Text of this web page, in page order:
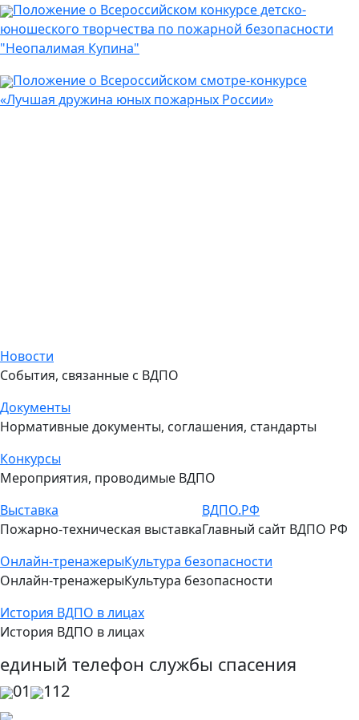
Положение о Всероссийском конкурсе детско-
юношеского творчества по пожарной безопасности
"Неопалимая Купина"
Положение о Всероссийском смотре-конкурсе
«Лучшая дружина юных пожарных России»
Новости
События, связанные с ВДПО
Документы
Нормативные документы, соглашения, стандарты
Конкурсы
Мероприятия, проводимые ВДПО
Выставка
Пожарно-техническая выставка
ВДПО.РФ
Главный сайт ВДПО РФ
Онлайн-тренажеры
Онлайн-тренажеры
Культура безопасности
Культура безопасности
История ВДПО в лицах
История ВДПО в лицах
единый телефон службы спасения
01 112